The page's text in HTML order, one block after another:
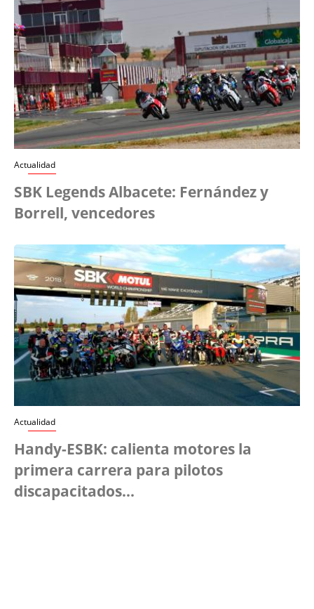
Actualidad
SBK Legends Albacete: Fernández y
Borrell, vencedores
Actualidad
Handy-ESBK: calienta motores la
primera carrera para pilotos
discapacitados...